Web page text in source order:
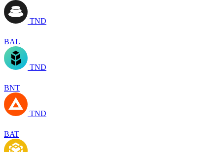
TND
BAL
TND
BNT
TND
BAT